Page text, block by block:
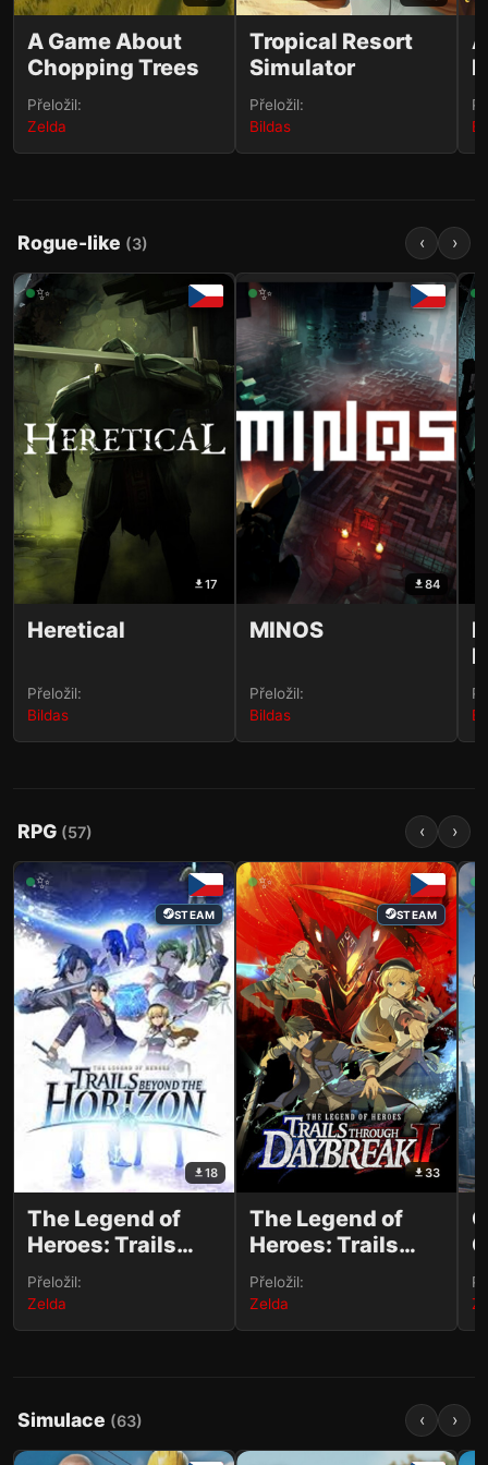
A Game About
Chopping Trees
Přeložil:
Zelda
Tropical Resort
Simulator
Přeložil:
Bildas
Rogue-like (3) ‹ ›
✨
17
Heretical
Přeložil:
Bildas
✨
84
MINOS
Přeložil:
Bildas
RPG (57) ‹ ›
✨
STEAM
18
The Legend of
Heroes: Trails
beyond the
Horizon
Přeložil:
Zelda
✨
STEAM
33
The Legend of
Heroes: Trails
through Daybreak
II
Přeložil:
Zelda
Simulace (63) ‹ ›